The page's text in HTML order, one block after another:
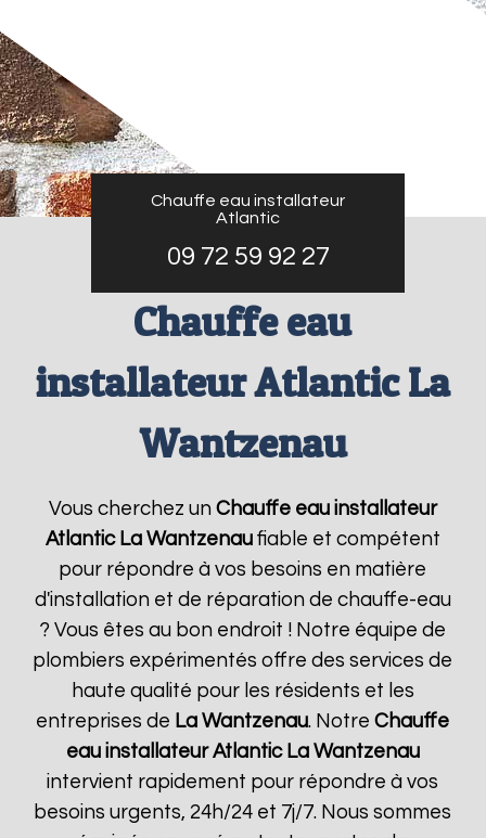
Chauffe eau installateur
Atlantic
09 72 59 92 27
Chauffe eau
installateur Atlantic La
Wantzenau
Vous cherchez un Chauffe eau installateur
Atlantic La Wantzenaufiable et compétent
pour répondre à vos besoins en matière
d'installation et de réparation de chauffe-eau
? Vous êtes au bon endroit ! Notre équipe de
plombiers expérimentés offre des services de
haute qualité pour les résidents et les
entreprises de La Wantzenau. NotreChauffe
eau installateur Atlantic La Wantzenau
intervient rapidement pour répondre à vos
besoins urgents, 24h/24 et 7j/7. Nous sommes